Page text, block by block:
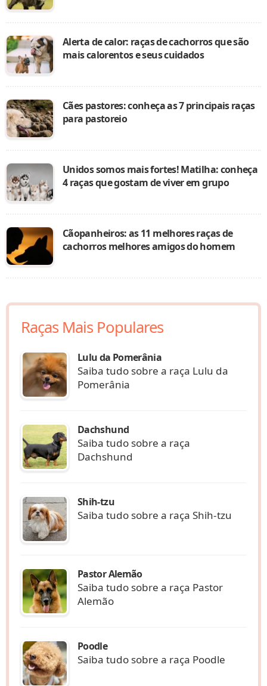
Alerta de calor: raças de cachorros que são
mais calorentos e seus cuidados
Cães pastores: conheça as 7 principais raças
para pastoreio
Unidos somos mais fortes! Matilha: conheça
4 raças que gostam de viver em grupo
Cãopanheiros: as 11 melhores raças de
cachorros melhores amigos do homem
Raças Mais Populares
Lulu da Pomerânia
Saiba tudo sobre a raça Lulu da
Pomerânia
Dachshund
Saiba tudo sobre a raça
Dachshund
Shih-tzu
Saiba tudo sobre a raça Shih-tzu
Pastor Alemão
Saiba tudo sobre a raça Pastor
Alemão
Poodle
Saiba tudo sobre a raça Poodle